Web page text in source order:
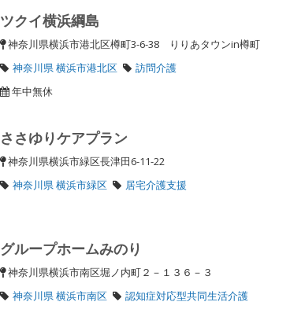
ツクイ横浜綱島
神奈川県横浜市港北区樽町3-6-38 りりあタウンin樽町
神奈川県 横浜市港北区
訪問介護
年中無休
ささゆりケアプラン
神奈川県横浜市緑区長津田6-11-22
神奈川県 横浜市緑区
居宅介護支援
グループホームみのり
神奈川県横浜市南区堀ノ内町２－１３６－３
神奈川県 横浜市南区
認知症対応型共同生活介護